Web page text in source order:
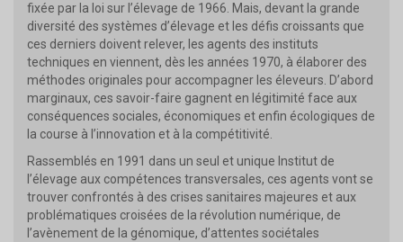
fixée par la loi sur l’élevage de 1966. Mais, devant la grande
diversité des systèmes d’élevage et les défis croissants que
ces derniers doivent relever, les agents des instituts
techniques en viennent, dès les années 1970, à élaborer des
méthodes originales pour accompagner les éleveurs. D’abord
marginaux, ces savoir-faire gagnent en légitimité face aux
conséquences sociales, économiques et enfin écologiques de
la course à l’innovation et à la compétitivité.
Rassemblés en 1991 dans un seul et unique Institut de
l’élevage aux compétences transversales, ces agents vont se
trouver confrontés à des crises sanitaires majeures et aux
problématiques croisées de la révolution numérique, de
l’avènement de la génomique, d’attentes sociétales